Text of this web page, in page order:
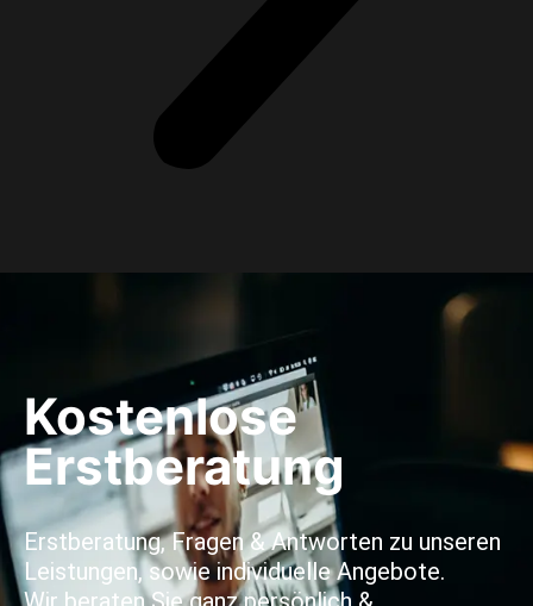
Kostenlose
Erstberatung
Erstberatung, Fragen & Antworten zu unseren
Leistungen, sowie individuelle Angebote.